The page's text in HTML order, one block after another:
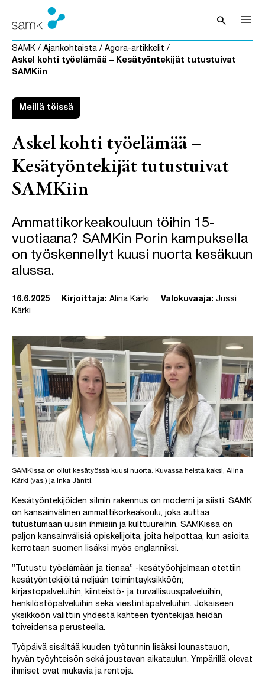
Siirry sisältöön
searchAvaa haku
SAMK / Ajankohtaista / Agora-artikkelit /
Askel kohti työelämää – Kesätyöntekijät tutustuivat
SAMKiin
Meillä töissä
Askel kohti työelämää –
Kesätyöntekijät tutustuivat
SAMKiin
Ammattikorkeakouluun töihin 15-
vuotiaana? SAMKin Porin kampuksella
on työskennellyt kuusi nuorta kesäkuun
alussa.
16.6.2025 Kirjoittaja: Alina Kärki Valokuvaaja: Jussi
Kärki
SAMKissa on ollut kesätyössä kuusi nuorta. Kuvassa heistä kaksi, Alina
Kärki (vas.) ja Inka Jäntti.
Kesätyöntekijöiden silmin rakennus on moderni ja siisti. SAMK
on kansainvälinen ammattikorkeakoulu, joka auttaa
tutustumaan uusiin ihmisiin ja kulttuureihin. SAMKissa on
paljon kansainvälisiä opiskelijoita, joita helpottaa, kun asioita
kerrotaan suomen lisäksi myös englanniksi.
”Tutustu työelämään ja tienaa” -kesätyöohjelmaan otettiin
kesätyöntekijöitä neljään toimintayksikköön;
kirjastopalveluihin, kiinteistö- ja turvallisuuspalveluihin,
henkilöstöpalveluihin sekä viestintäpalveluihin. Jokaiseen
yksikköön valittiin yhdestä kahteen työntekijää heidän
toiveidensa perusteella.
Työpäivä sisältää kuuden työtunnin lisäksi lounastauon,
hyvän työyhteisön sekä joustavan aikataulun. Ympärillä olevat
ihmiset ovat mukavia ja rentoja.